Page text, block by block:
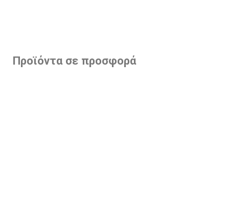
Προϊόντα σε προσφορά